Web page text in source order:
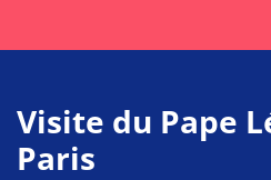
Visite du Pape
Paris